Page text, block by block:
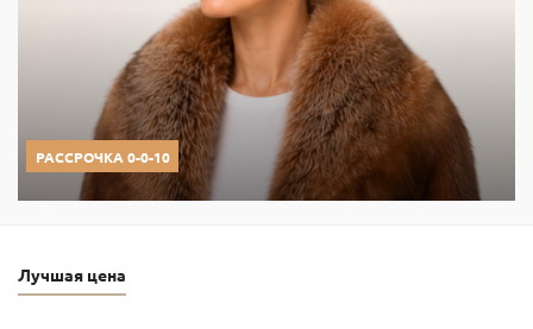
РАССРОЧКА 0-0-10
Лучшая цена